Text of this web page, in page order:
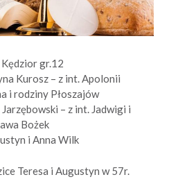
gr.12
Kurosz – z int. Apolonii
i rodziny Płoszajów
– z int. Jadwigi i
Bożek
i Anna Wilk
Teresa i Augustyn w 57r.